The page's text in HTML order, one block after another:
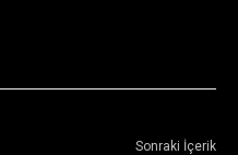
Sonraki İçerik